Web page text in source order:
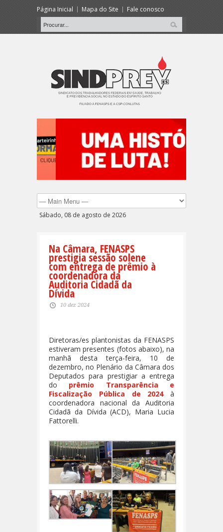
Página Inicial Mapa do Site Fale conosco
Sábado, 08 de agosto de 2026
Na Câmara, FENASPS
prestigia sessão solene
com entrega de prêmio à
coordenadora da
Auditoria Cidadã da
Dívida
10 dez 2024
Diretoras/es plantonistas da FENASPS
estiveram presentes (fotos abaixo), na
manhã desta terça-feira, 10 de
dezembro, no Plenário da Câmara dos
Deputados para prestigiar a entrega
do prêmio Transparência e
Fiscalização Pública de 2024à
coordenadora nacional da Auditoria
Cidadã da Dívida (ACD), Maria Lucia
Fattorelli.